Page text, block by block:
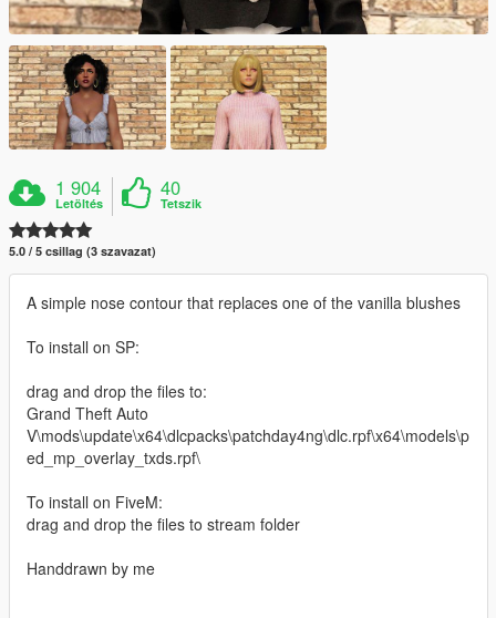
1 904
Letöltés
40
Tetszik
5.0 / 5 csillag (3 szavazat)
A simple nose contour that replaces one of the vanilla blushes
To install on SP:
drag and drop the files to:
Grand Theft Auto
V\mods\update\x64\dlcpacks\patchday4ng\dlc.rpf\x64\models\p
ed_mp_overlay_txds.rpf\
To install on FiveM:
drag and drop the files to stream folder
Handdrawn by me